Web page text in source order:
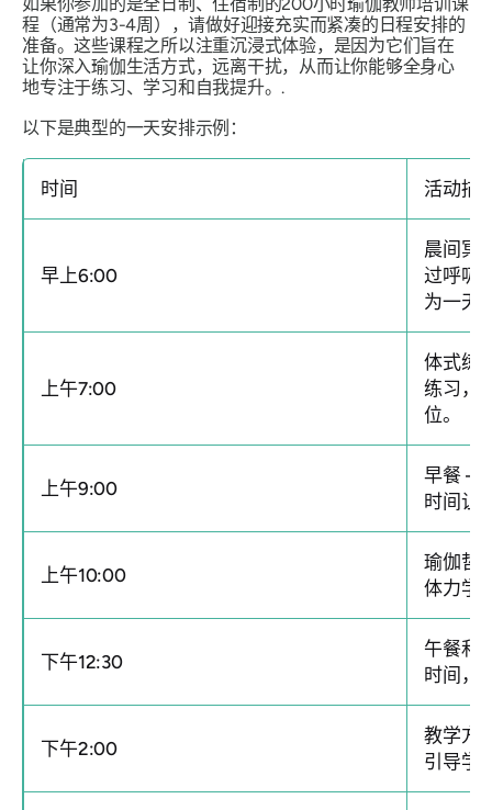
如果你参加的是全日制、住宿制的200小时瑜伽教师培训课
程（通常为3-4周），请做好迎接充实而紧凑的日程安排的
准备。这些课程之所以注重沉浸式体验，是因为它们旨在
让你深入瑜伽生活方式，远离干扰，从而让你能够全身心
地专注于练习、学习和自我提升。.
以下是典型的一天安排示例：
时间 活动描
早上6:00
晨间冥
过呼吸
为一天
上午7:00
体式练
练习，
位。
上午9:00
早餐——
时间让
上午10:00
瑜伽哲
体力学
下午12:30
午餐和
时间，
下午2:00
教学方
引导学